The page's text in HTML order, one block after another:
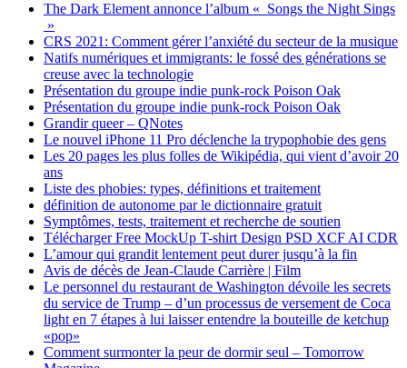
The Dark Element annonce l’album « Songs the Night Sings
»
CRS 2021: Comment gérer l’anxiété du secteur de la musique
Natifs numériques et immigrants: le fossé des générations se
creuse avec la technologie
Présentation du groupe indie punk-rock Poison Oak
Présentation du groupe indie punk-rock Poison Oak
Grandir queer – QNotes
Le nouvel iPhone 11 Pro déclenche la trypophobie des gens
Les 20 pages les plus folles de Wikipédia, qui vient d’avoir 20
ans
Liste des phobies: types, définitions et traitement
définition de autonome par le dictionnaire gratuit
Symptômes, tests, traitement et recherche de soutien
Télécharger Free MockUp T-shirt Design PSD XCF AI CDR
L’amour qui grandit lentement peut durer jusqu’à la fin
Avis de décès de Jean-Claude Carrière | Film
Le personnel du restaurant de Washington dévoile les secrets
du service de Trump – d’un processus de versement de Coca
light en 7 étapes à lui laisser entendre la bouteille de ketchup
«pop»
Comment surmonter la peur de dormir seul – Tomorrow